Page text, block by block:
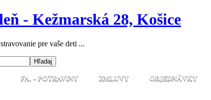
- Kežmarská 28, Košice
pre vaše deti ...
FA. - POTRAVINY ZMLUVY OBJEDNÁVKY